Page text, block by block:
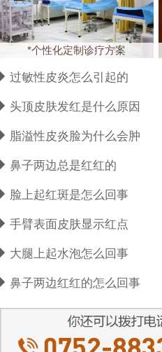
*个性化定制诊疗方案
过敏性皮炎怎么引起的
头顶皮肤发红是什么原因
脂溢性皮炎脸为什么会肿
鼻子两边总是红红的
脸上起红斑是怎么回事
手臂表面皮肤显示红点
大腿上起水泡怎么回事
鼻子两边红红的怎么回事